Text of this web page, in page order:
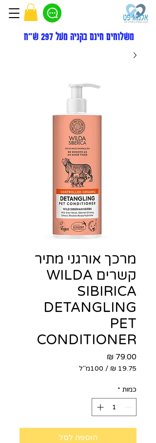
משלוחים חינם בקניה מעל 297 ש"ח
מרכך אורגני מתיר
קשרים WILDA
SIBIRICA
DETANGLING
PET
CONDITIONER
/ 100מ"ל
לכל
100
Milliliters
כמות *
הוספה לסל